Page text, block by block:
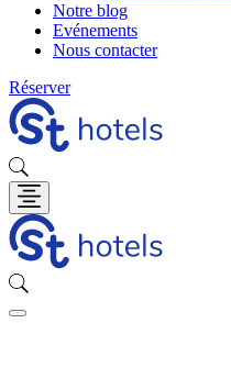
Notre blog
Evénements
Nous contacter
Réserver